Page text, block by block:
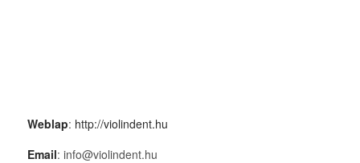
Weblap: http://violindent.hu
Email: info@violindent.hu